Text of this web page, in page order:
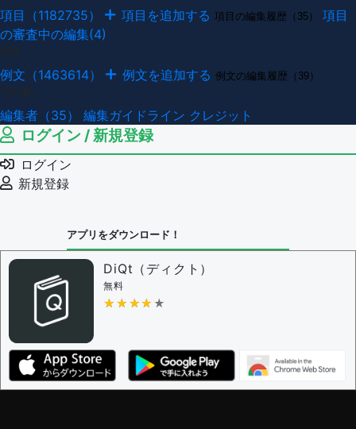
項目（1182735） 項目を追加する 項目の編集履歴（35）
項目
の審査中の編集(4)
例文（1463614） 例文を追加する 例文の編集履歴（39）
編集者（35） 編集ガイドライン クレジット
ログイン / 新規登録
ログイン
新規登録
アプリをダウンロード！
DiQt（ディクト）
無料
★★★★★
★★★★★